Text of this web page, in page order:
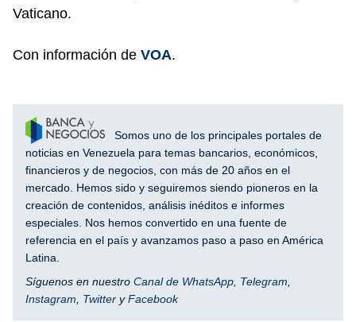
Vaticano.
Con información de VOA.
Somos uno de los principales portales de
noticias en Venezuela para temas bancarios, económicos,
financieros y de negocios, con más de 20 años en el
mercado. Hemos sido y seguiremos siendo pioneros en la
creación de contenidos, análisis inéditos e informes
especiales. Nos hemos convertido en una fuente de
referencia en el país y avanzamos paso a paso en América
Latina.
Síguenos en nuestro Canal de WhatsApp Telegram
Instagram
Twitter yFacebook